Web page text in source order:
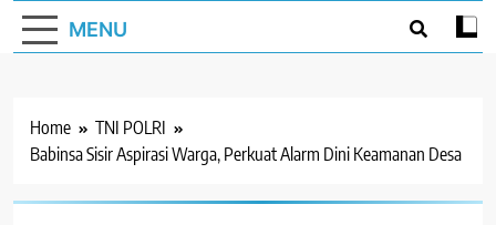
MENU
Home
TNI POLRI
Babinsa Sisir Aspirasi Warga, Perkuat Alarm Dini Keamanan Desa